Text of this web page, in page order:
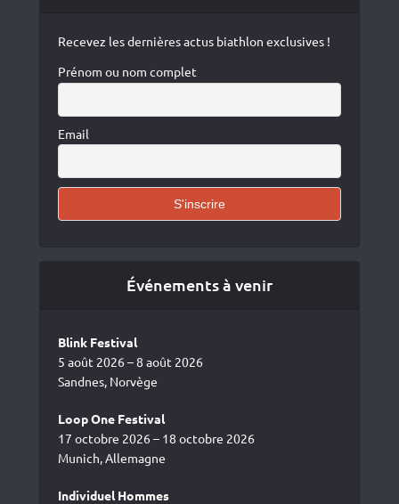
Recevez les dernières actus biathlon exclusives !
Prénom ou nom complet
Email
Événements à venir
Blink Festival
5 août 2026 – 8 août 2026
Sandnes, Norvège
Loop One Festival
17 octobre 2026 – 18 octobre 2026
Munich, Allemagne
Individuel Hommes